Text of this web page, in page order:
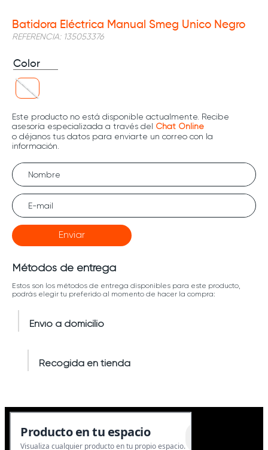
Batidora Eléctrica Manual Smeg Unico Negro
REFERENCIA: 135053376
Color
Enviar
Métodos de entrega
Estos son los métodos de entrega disponibles para este producto,
podrás elegir tu preferido al momento de hacer la compra:
Envío a domicilio
Recogida en tienda